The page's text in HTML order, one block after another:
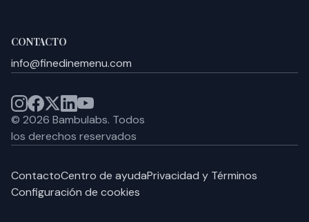
CONTACTO
info@finedinemenu.com
© 2026 Bambulabs. Todos
los derechos reservados
ContactoCentro de ayudaPrivacidad y Términos
Configuración de cookies